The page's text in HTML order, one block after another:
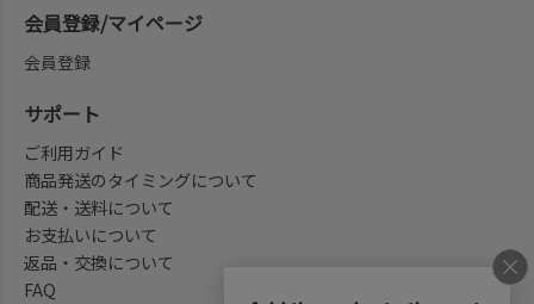
会員登録/マイページ
会員登録
サポート
ご利用ガイド
商品発送のタイミングについて
配送・送料について
お支払いについて
返品・交換について
FAQ